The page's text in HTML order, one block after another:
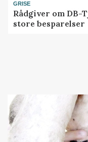
GRISE
Rådgiver om DB-
store besparelser